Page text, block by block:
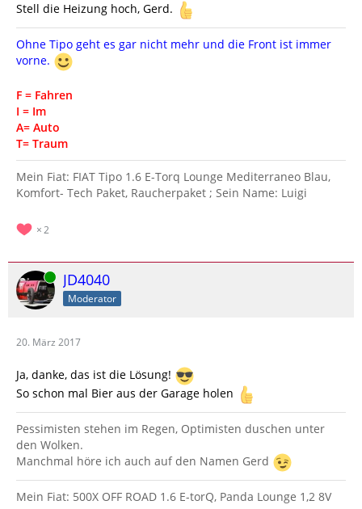
Stell die Heizung hoch, Gerd.
Ohne Tipo geht es gar nicht mehr und die Front ist immer
vorne.
F = Fahren
I = Im
A= Auto
T= Traum
Mein Fiat: FIAT Tipo 1.6 E-Torq Lounge Mediterraneo Blau,
Komfort- Tech Paket, Raucherpaket ; Sein Name: Luigi
2
Online JD4040
Moderator
20. März 2017
Ja, danke, das ist die Lösung!
So schon mal Bier aus der Garage holen
Pessimisten stehen im Regen, Optimisten duschen unter
den Wolken.
Manchmal höre ich auch auf den Namen Gerd
Mein Fiat: 500X OFF ROAD 1.6 E-torQ, Panda Lounge 1,2 8V